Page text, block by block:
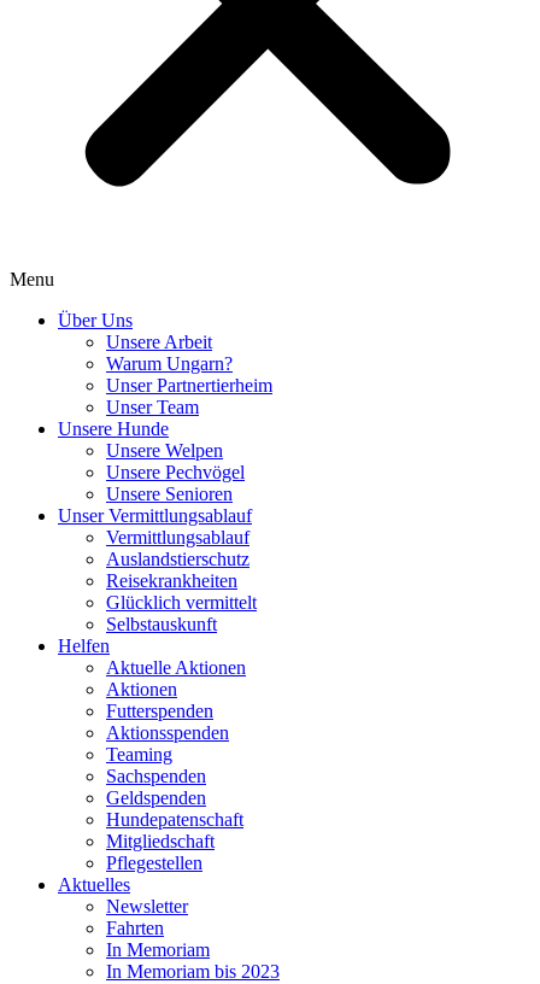
Menu
Über Uns
Unsere Arbeit
Warum Ungarn?
Unser Partnertierheim
Unser Team
Unsere Hunde
Unsere Welpen
Unsere Pechvögel
Unsere Senioren
Unser Vermittlungsablauf
Vermittlungsablauf
Auslandstierschutz
Reisekrankheiten
Glücklich vermittelt
Selbstauskunft
Helfen
Aktuelle Aktionen
Aktionen
Futterspenden
Aktionsspenden
Teaming
Sachspenden
Geldspenden
Hundepatenschaft
Mitgliedschaft
Pflegestellen
Aktuelles
Newsletter
Fahrten
In Memoriam
In Memoriam bis 2023